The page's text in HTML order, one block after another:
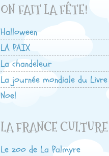
ON FAIT LA FÊTE!
Halloween
LA PAIX
La chandeleur
La journée mondiale du Livre
Noel
LA FRANCE CULTURE
Le zoo de La Palmyre